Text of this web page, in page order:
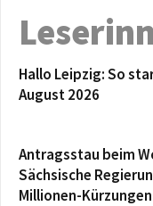
Hallo Leipzig: So
August 2026
Antragsstau beim
Sächsische
Millionen-